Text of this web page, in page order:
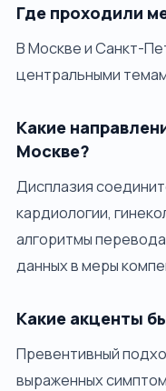
Где проходили
В Москве и Санкт-
центральными
Какие
Москве?
Дисплазия
кардиологии,
алгоритмы
данных в меры
Какие акценты
Превентивный
выраженных